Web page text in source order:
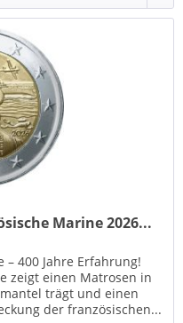
Marine 2026...
– 400 Jahre Erfahrung!
zeigt einen Matrosen in
trägt und einen
der französischen...